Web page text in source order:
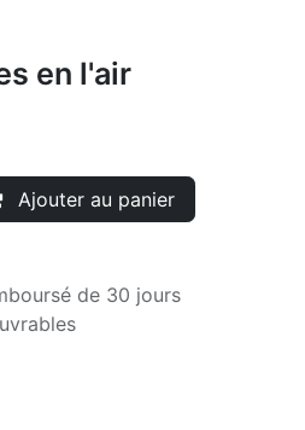
en l'air
Ajouter au panier
de 30 jours